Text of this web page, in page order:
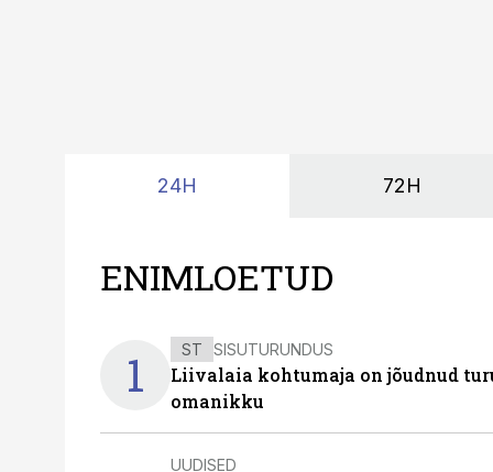
24H 72H
ENIMLOETUD
1 ST SISUTURUNDUS
Liivalaia kohtumaja on jõudnud
omanikku
UUDISED